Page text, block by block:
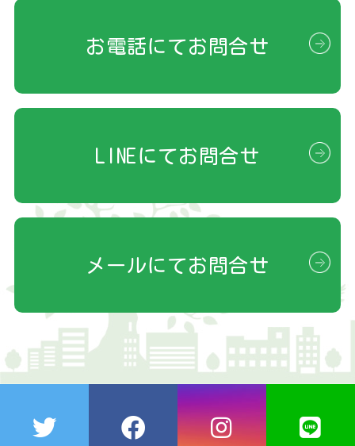
お電話にてお問合せ
LINEにてお問合せ
メールにてお問合せ